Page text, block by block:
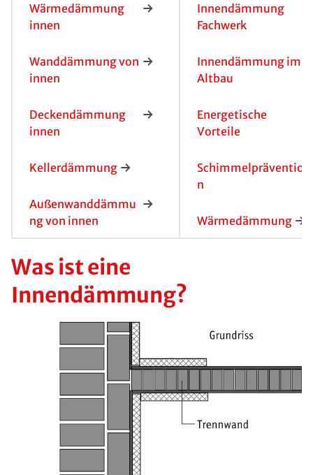
Wärmedämmung
innen
Wanddämmung von
innen
Deckendämmung
innen
Kellerdämmung
Außenwanddämmu
ng von innen
Innendämmung
Fachwerk
Innendämmung im
Altbau
Energetische
Vorteile
Schimmelpräventio
n
Wärmedämmung
Was ist eine
Innendämmung?